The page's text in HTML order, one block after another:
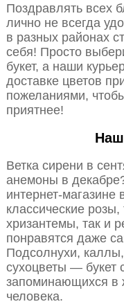
Поздравлять всех
лично не всегда
в разных районах
себя! Просто
букет, а наши
доставке цветов
пожеланиями,
приятнее!
Наш
Ветка сирени в
анемоны в
интернет-магазине
классические
хризантемы, так и
понравятся даже
Подсолнухи,
сухоцветы — букет
запоминающихся в
человека.